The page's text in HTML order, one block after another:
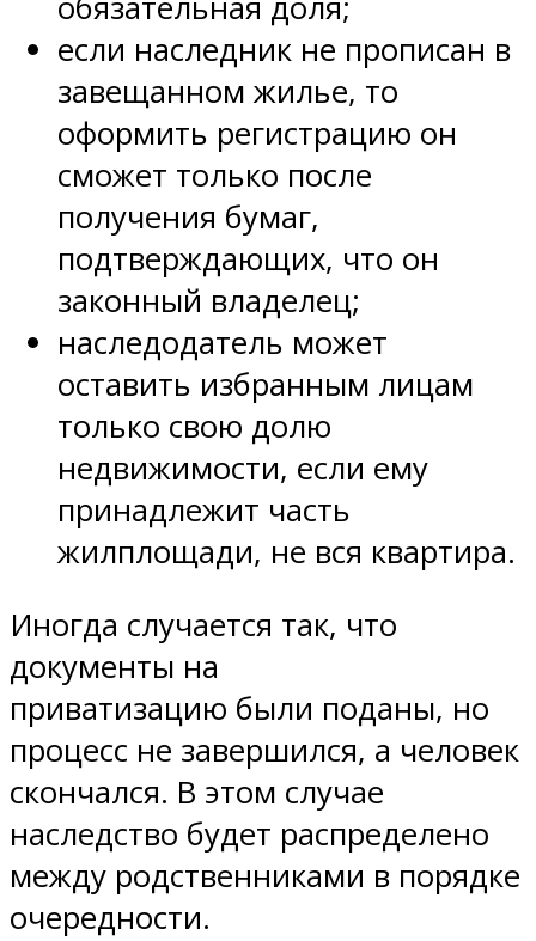
если наследник не прописан в
завещанном жилье, то
оформить регистрацию он
сможет только после
получения бумаг,
подтверждающих, что он
законный владелец;
наследодатель может
оставить избранным лицам
только свою долю
недвижимости, если ему
принадлежит часть
жилплощади, не вся квартира.
Иногда случается так, что
документы на
приватизацию были поданы, но
процесс не завершился, а человек
скончался. В этом случае
наследство будет распределено
между родственниками в порядке
очередности.